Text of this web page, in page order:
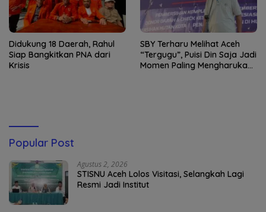
Didukung 18 Daerah, Rahul
Siap Bangkitkan PNA dari
Krisis
SBY Terharu Melihat Aceh
“Tergugu”, Puisi Din Saja Jadi
Momen Paling Mengharukan
Popular Post
Agustus 2, 2026
STISNU Aceh Lolos Visitasi, Selangkah Lagi
Resmi Jadi Institut